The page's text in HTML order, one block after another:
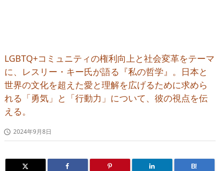
LGBTQ+コミュニティの権利向上と社会変革をテーマ
に、レスリー・キー氏が語る『私の哲学』。日本と
世界の文化を超えた愛と理解を広げるために求めら
れる「勇気」と「行動力」について、彼の視点を伝
える。
 2024年9月8日
B!